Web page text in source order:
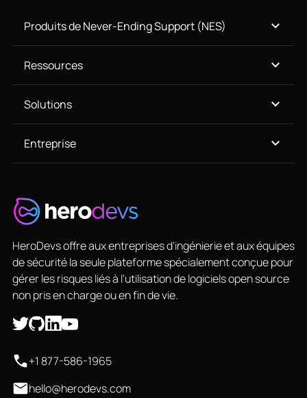
Produits de Never-Ending Support (NES)
Ressources
Solutions
Entreprise
HeroDevs offre aux entreprises d'ingénierie et aux équipes
de sécurité la seule plateforme spécialement conçue pour
gérer les risques liés à l'utilisation de logiciels open source
non pris en charge ou en fin de vie.
+1 877-586-1965
hello@herodevs.com